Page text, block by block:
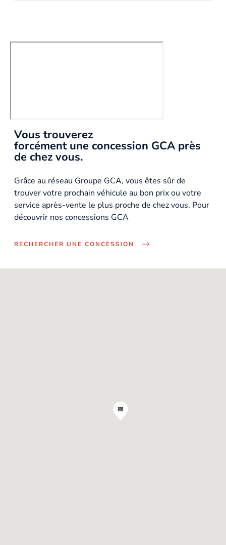
Vous trouverez
forcément une concession GCA près
de chez vous.
Grâce au réseau Groupe GCA, vous êtes sûr de
trouver votre prochain véhicule au bon prix ou votre
service après-vente le plus proche de chez vous. Pour
découvrir nos concessions GCA
RECHERCHER UNE CONCESSION